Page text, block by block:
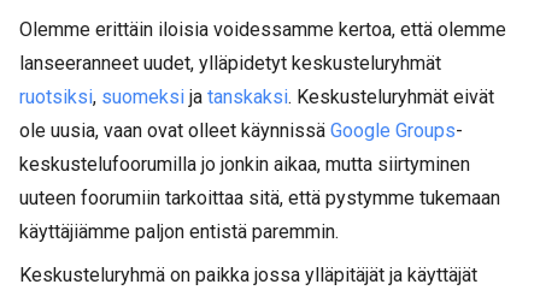
Olemme erittäin iloisia voidessamme kertoa, että olemme
lanseeranneet uudet, ylläpidetyt keskusteluryhmät
ruotsiksi, suomeksi ja tanskaksi. Keskusteluryhmät eivät
ole uusia, vaan ovat olleet käynnissä Google Groups-
keskustelufoorumilla jo jonkin aikaa, mutta siirtyminen
uuteen foorumiin tarkoittaa sitä, että pystymme tukemaan
käyttäjiämme paljon entistä paremmin.
Keskusteluryhmä on paikka jossa ylläpitäjät ja käyttäjät